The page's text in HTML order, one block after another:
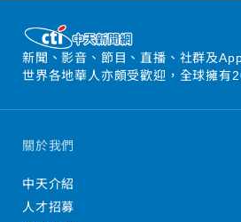
新聞、影音、節目、直播、社群及
世界各地華人亦頗受歡迎，全球擁有
關於我們
中天介紹
人才招募